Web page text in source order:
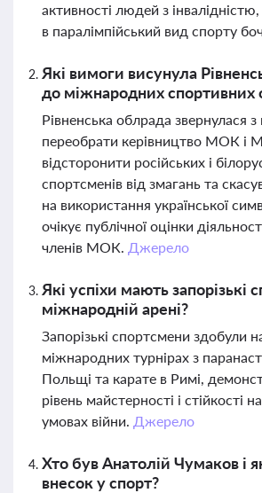
активності людей з
в паралімпійський вид спорту
Які вимоги висунула
до міжнародних спортивних
Рівненська облрада звернулася
переобрати керівництво МОК і
відсторонити російських і
спортсменів від змагань та
на використання української
очікує публічної оцінки
членів МОК. Джерело
Які успіхи мають запорізькі
міжнародній арені?
Запорізькі спортсмени здобули
міжнародних турнірах з
Польщі та карате в Римі,
рівень майстерності і стійкості
умовах війни. Джерело
Хто був Анатолій Чумаков і
внесок у спорт?